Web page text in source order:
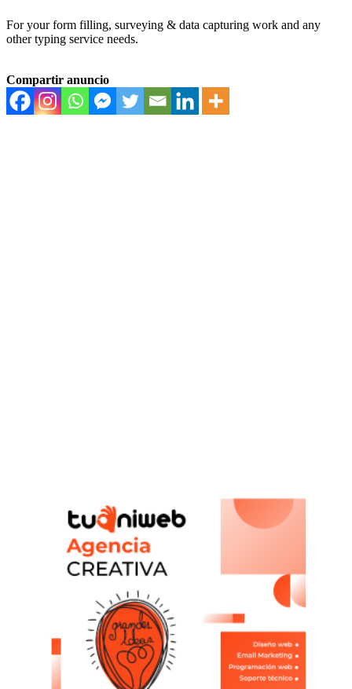
For your form filling, surveying & data capturing work and any
other typing service needs.
Compartir anuncio